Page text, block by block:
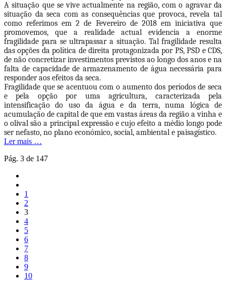
A situação que se vive actualmente na região, com o agravar da
situação da seca com as consequências que provoca, revela tal
como referimos em 2 de Fevereiro de 2018 em iniciativa que
promovemos, que a realidade actual evidencia a enorme
fragilidade para se ultrapassar a situação. Tal fragilidade resulta
das opções da política de direita protagonizada por PS, PSD e CDS,
de não concretizar investimentos previstos ao longo dos anos e na
falta de capacidade de armazenamento de água necessária para
responder aos efeitos da seca.
Fragilidade que se acentuou com o aumento dos períodos de seca
e pela opção por uma agricultura, caracterizada pela
intensificação do uso da água e da terra, numa lógica de
acumulação de capital de que em vastas áreas da região a vinha e
o olival são a principal expressão e cujo efeito a médio longo pode
ser nefasto, no plano económico, social, ambiental e paisagístico.
Ler mais …
Pág. 3 de 147
1
2
3
4
5
6
7
8
9
10